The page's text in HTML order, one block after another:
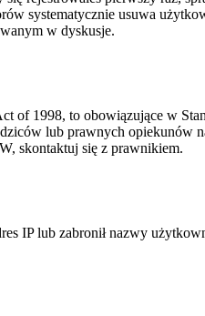
systematycznie usuwa
w dyskusje.
of 1998, to obowiązujące w
lub prawnych
skontaktuj się z prawnikiem.
IP lub zabronił nazwy